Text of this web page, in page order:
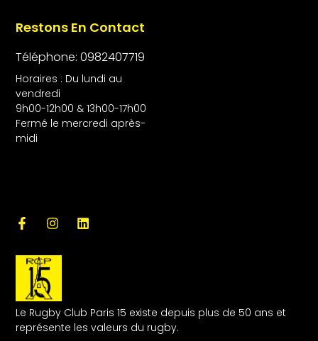
Le Rugby Club Paris 15 existe depuis plus de 50 ans et
représente les valeurs du rugby.
Restons En Contact
Téléphone: 0982407719
Horaires : Du lundi au
vendredi
9h00-12h00 & 13h00-17h00
Fermé le mercredi après-
midi